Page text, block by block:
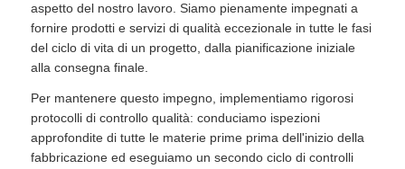
aspetto del nostro lavoro. Siamo pienamente impegnati a
fornire prodotti e servizi di qualità eccezionale in tutte le fasi
del ciclo di vita di un progetto, dalla pianificazione iniziale
alla consegna finale.
Per mantenere questo impegno, implementiamo rigorosi
protocolli di controllo qualità: conduciamo ispezioni
approfondite di tutte le materie prime prima dell'inizio della
fabbricazione ed eseguiamo un secondo ciclo di controlli